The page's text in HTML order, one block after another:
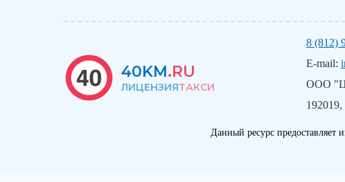
40KM.RU
ЛИЦЕНЗИЯТАКСИ
8 (812)
E-mail:
ООО
Данный ресурс предоставляет